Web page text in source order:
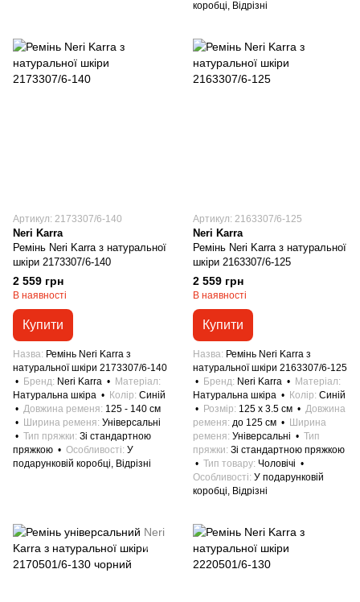
коробці, Відрізні
Артикул: 2173307/6-140
Neri Karra
Ремінь Neri Karra з натуральної
шкіри 2173307/6-140
2 559 грн
В наявності
Купити
Назва Ремінь Neri Karra з
натуральної шкіри 2173307/6-140
Бренд Neri Karra
Матеріал
Натуральна шкіра
Колір Синій
Довжина ременя 125 - 140 см
Ширина ременя Універсальні
Тип пряжки Зі стандартною
пряжкою
Особливості У
подарунковій коробці, Відрізні
Артикул: 2163307/6-125
Neri Karra
Ремінь Neri Karra з натуральної
шкіри 2163307/6-125
2 559 грн
В наявності
Купити
Назва Ремінь Neri Karra з
натуральної шкіри 2163307/6-125
Бренд Neri Karra
Матеріал
Натуральна шкіра
Колір Синій
Розмір 125 x 3.5 см
Довжина
ременя до 125 см
Ширина
ременя Універсальні
Тип
пряжки Зі стандартною пряжкою
Тип товару Чоловічі
Особливості У подарунковій
коробці, Відрізні